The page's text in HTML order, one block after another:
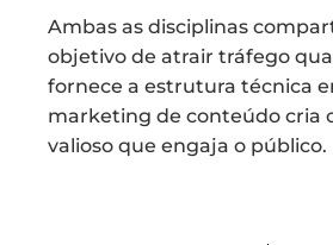
Ambas as disciplinas
objetivo de atrair tráfego
fornece a estrutura técnica
marketing de conteúdo cria
valioso que engaja o público.